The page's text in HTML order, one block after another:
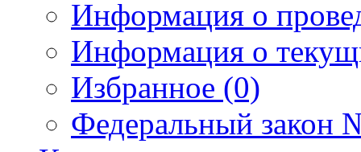
Информация о
Информация о
Избранное (0)
Федеральный закон